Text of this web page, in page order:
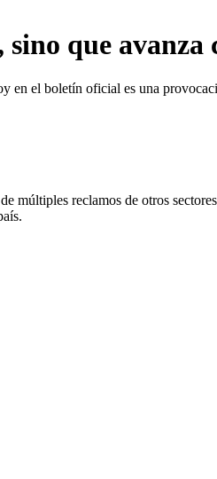
que avanza
el boletín oficial es una
reclamos de otros